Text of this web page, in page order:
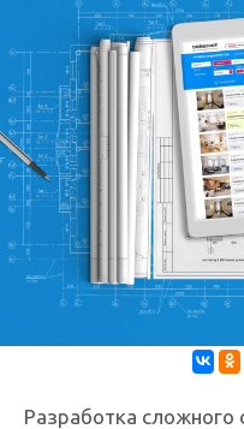
Разработка сложного